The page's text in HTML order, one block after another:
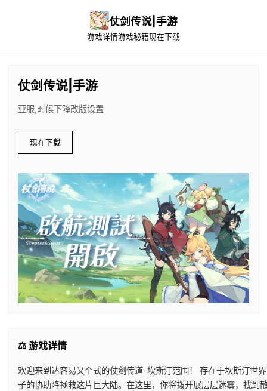
仗剑传说|手游
游戏详情游戏秘籍现在下载
仗剑传说|手游
亚服,时候下降改版设置
现在下载
⚖️ 游戏详情
欢迎来到达容易又个式的仗剑传道-坎斯汀范围！ 存在于坎斯汀世
子的协助降拯救这片巨大陆。在这里，你将拨开展层层迷雾，找到